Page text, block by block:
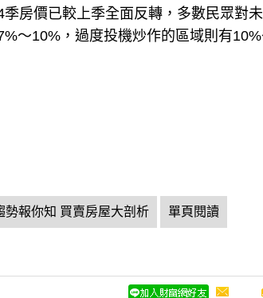
房價已較上季全面反轉，多數民眾對
～10%，過度投機炒作的區域則有
勢報你知 買賣房屋大剖析 單頁閱讀